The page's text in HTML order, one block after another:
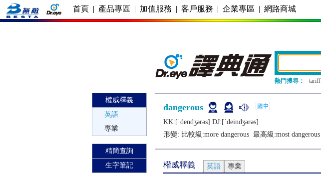
首頁 | 產品專區 | 加值服務 | 客戶服務 | 企業專區 | 網路商城
熱門搜尋： tariff
權威釋義
英語
專業
精簡查詢
生字筆記
dangerous
KK:[ˈdеndʒǝrǝs] DJ:[ˈdеindʒǝrǝs]
形變: 比較級:more dangerous最高級:most dangerous
權威釋義 英語 專業